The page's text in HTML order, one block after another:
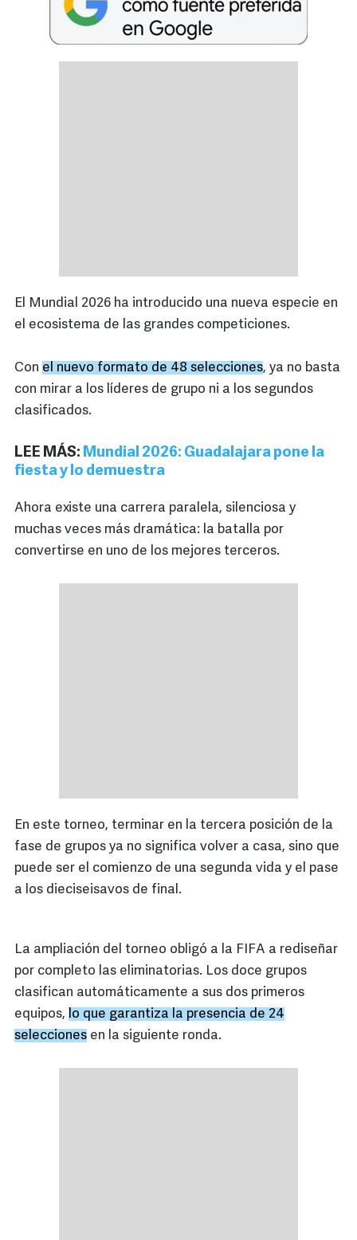
El Mundial 2026 ha introducido una nueva especie en
el ecosistema de las grandes competiciones.
Con el nuevo formato de 48 selecciones, ya no basta
con mirar a los líderes de grupo ni a los segundos
clasificados.
LEE MÁS: Mundial 2026: Guadalajara pone la
fiesta y lo demuestra
Ahora existe una carrera paralela, silenciosa y
muchas veces más dramática: la batalla por
convertirse en uno de los mejores terceros.
En este torneo, terminar en la tercera posición de la
fase de grupos ya no significa volver a casa, sino que
puede ser el comienzo de una segunda vida y el pase
a los dieciseisavos de final.
La ampliación del torneo obligó a la FIFA a rediseñar
por completo las eliminatorias. Los doce grupos
clasifican automáticamente a sus dos primeros
equipos, lo que garantiza la presencia de 24
selecciones en la siguiente ronda.